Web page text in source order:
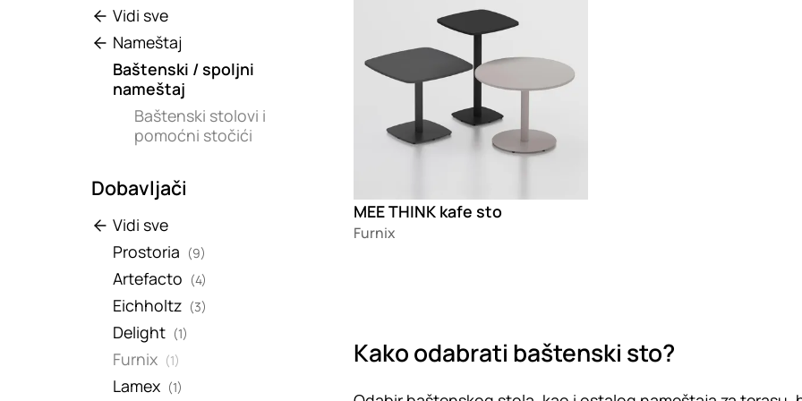
Vidi sve
Nameštaj
Baštenski / spoljni
nameštaj
Baštenski stolovi i
pomoćni stočići
Dobavljači
Vidi sve
Prostoria (9)
Artefacto (4)
Eichholtz (3)
Delight (1)
Furnix (1)
Lamex (1)
MEE THINK kafe sto
Furnix
Kako odabrati baštenski sto?